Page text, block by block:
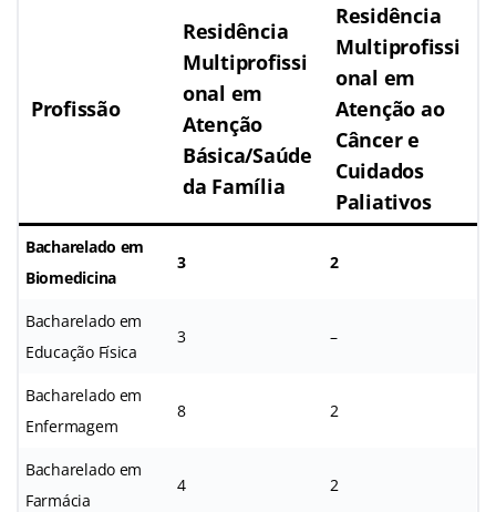
Profissão
Residência
Multiprofissi
onal em
Atenção
Básica/Saúde
da Família
Residência
Multiprofissi
onal em
Atenção ao
Câncer e
Cuidados
Paliativos
Bacharelado em
Biomedicina
3 2
Bacharelado em
Educação Física
3 –
Bacharelado em
Enfermagem
8 2
Bacharelado em
Farmácia
4 2